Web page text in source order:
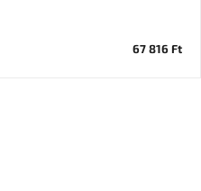
67 816 Ft